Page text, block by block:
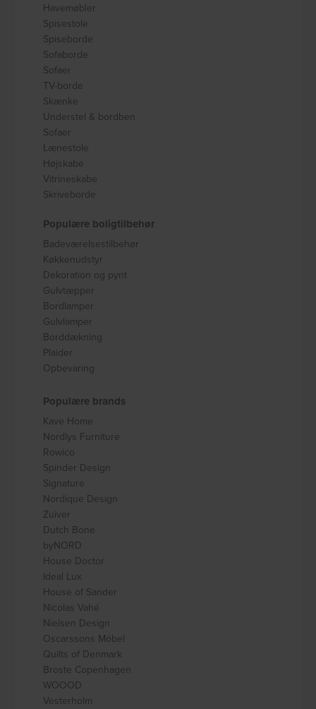
Havemøbler
Spisestole
Spiseborde
Sofaborde
Sofaer
TV-borde
Skænke
Understel & bordben
Sofaer
Lænestole
Højskabe
Vitrineskabe
Skriveborde
Populære boligtilbehør
Badeværelsestilbehør
Køkkenudstyr
Dekoration og pynt
Gulvtæpper
Bordlamper
Gulvlamper
Borddækning
Plaider
Opbevaring
Populære brands
Kave Home
Nordlys Furniture
Rowico
Spinder Design
Signature
Nordique Design
Zuiver
Dutch Bone
byNORD
House Doctor
Ideal Lux
House of Sander
Nicolas Vahé
Nielsen Design
Oscarssons Móbel
Quilts of Denmark
Broste Copenhagen
WOOOD
Vesterholm